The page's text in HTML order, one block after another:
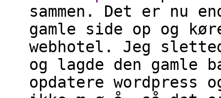
sammen. Det er nu
gamle side op og
webhotel. Jeg
og lagde den gamle
opdatere wordpress